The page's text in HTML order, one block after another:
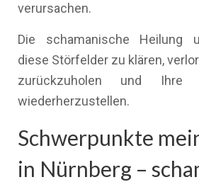
verursachen.
Die schamanische Heilung
diese Störfelder zu klären,
zurückzuholen und Ihre
wiederherzustellen.
Schwerpunkte
in Nürnberg –